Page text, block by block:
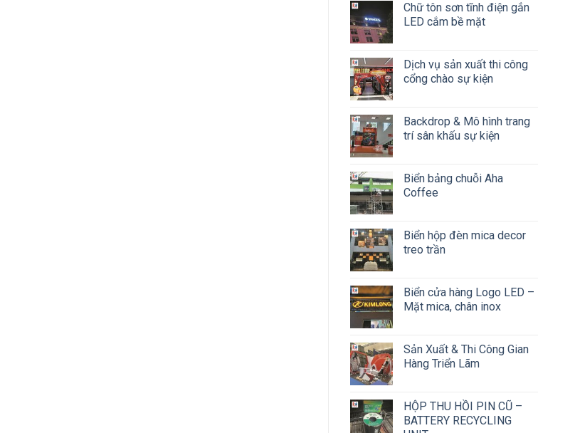
Chữ tôn sơn tĩnh điện gắn
LED cắm bề mặt
Dịch vụ sản xuất thi công
cổng chào sự kiện
Backdrop & Mô hình trang
trí sân khấu sự kiện
Biển bảng chuỗi Aha
Coffee
Biển hộp đèn mica decor
treo trần
Biển cửa hàng Logo LED –
Mặt mica, chân inox
Sản Xuất & Thi Công Gian
Hàng Triển Lãm
HỘP THU HỒI PIN CŨ –
BATTERY RECYCLING